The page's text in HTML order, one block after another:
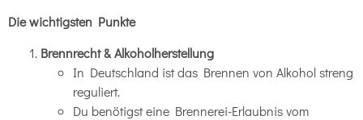
Die wichtigsten Punkte
Brennrecht & Alkoholherstellung
In Deutschland ist das Brennen von Alkohol streng
reguliert.
Du benötigst eine Brennerei-Erlaubnis vom